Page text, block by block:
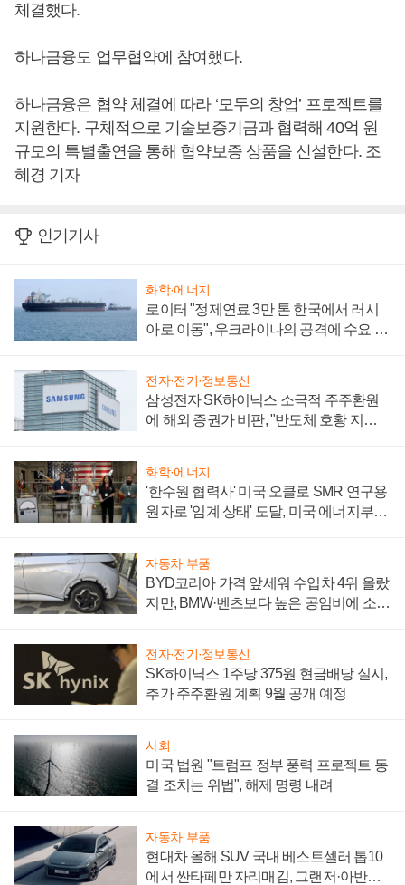
체결했다.
하나금융도 업무협약에 참여했다.
하나금융은 협약 체결에 따라 ‘모두의 창업’ 프로젝트를
지원한다. 구체적으로 기술보증기금과 협력해 40억 원
규모의 특별출연을 통해 협약보증 상품을 신설한다. 조
혜경 기자
인기기사
화학·에너지
로이터 "정제연료 3만 톤 한국에서 러시
아로 이동", 우크라이나의 공격에 수요 늘
전자·전기·정보통신
삼성전자 SK하이닉스 소극적 주주환원
에 해외 증권가 비판, "반도체 호황 지속
화학·에너지
'한수원 협력사' 미국 오클로 SMR 연구용
원자로 '임계 상태' 도달, 미국 에너지부
자동차·부품
BYD코리아 가격 앞세워 수입차 4위 올랐
지만, BMW·벤츠보다 높은 공임비에 소비
전자·전기·정보통신
SK하이닉스 1주당 375원 현금배당 실시,
추가 주주환원 계획 9월 공개 예정
사회
미국 법원 "트럼프 정부 풍력 프로젝트 동
결 조치는 위법", 해제 명령 내려
자동차·부품
현대차 올해 SUV 국내 베스트셀러 톱10
에서 싼타페만 자리매김, 그랜저·아반떼